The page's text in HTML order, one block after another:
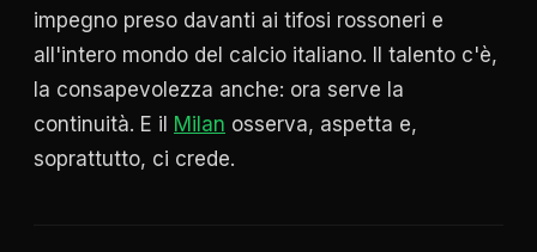
impegno preso davanti ai tifosi rossoneri e
all'intero mondo del calcio italiano. Il talento c'è,
la consapevolezza anche: ora serve la
continuità. E il Milan osserva, aspetta e,
soprattutto, ci crede.